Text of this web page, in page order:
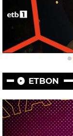
ETBON